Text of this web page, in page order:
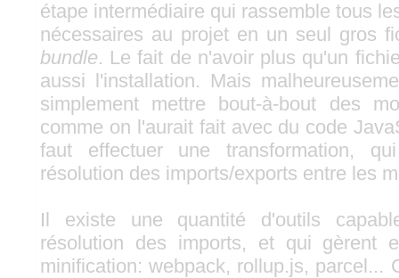
étape intermédiaire qui rassemble tous
nécessaires au projet en un seul gros
bundle. Le fait de n'avoir plus qu'un
aussi l'installation. Mais
simplement mettre bout-à-bout des
comme on l'aurait fait avec du code
faut effectuer une transformation,
résolution des imports/exports entre les
Il existe une quantité d'outils
résolution des imports, et qui gèrent
minification: webpack, rollup.js, parcel...